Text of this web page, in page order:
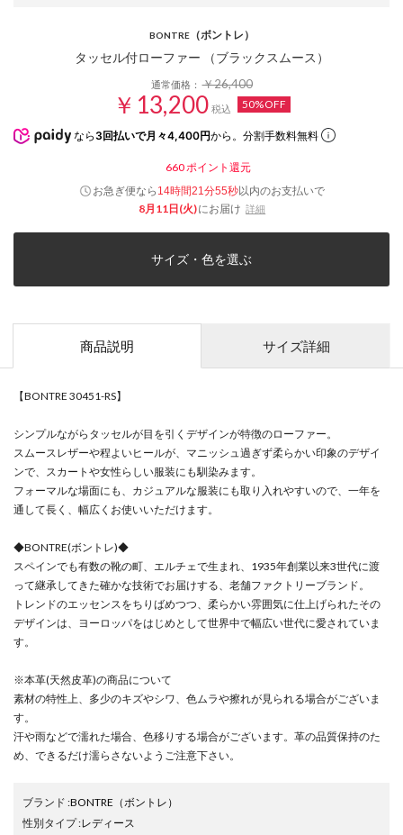
BONTRE（ボントレ）
タッセル付ローファー （ブラックスムース）
通常価格：￥26,400
￥13,200 税込 50%OFF
なら 3回払いで月々4,400円から。分割手数料無料
660 ポイント還元
お急ぎ便なら 14時間21分55秒以内のお支払いで
8月11日(火)にお届け 詳細
サイズ・色を選ぶ
商品説明 サイズ詳細
【BONTRE 30451-RS】
シンプルながらタッセルが目を引くデザインが特徴のローファー。
スムースレザーや程よいヒールが、マニッシュ過ぎず柔らかい印象のデザイ
ンで、スカートや女性らしい服装にも馴染みます。
フォーマルな場面にも、カジュアルな服装にも取り入れやすいので、一年を
通して長く、幅広くお使いいただけます。
◆BONTRE(ボントレ)◆
スペインでも有数の靴の町、エルチェで生まれ、1935年創業以来3世代に渡
って継承してきた確かな技術でお届けする、老舗ファクトリーブランド。
トレンドのエッセンスをちりばめつつ、柔らかい雰囲気に仕上げられたその
デザインは、ヨーロッパをはじめとして世界中で幅広い世代に愛されていま
す。
※本革(天然皮革)の商品について
素材の特性上、多少のキズやシワ、色ムラや擦れが見られる場合がございま
す。
汗や雨などで濡れた場合、色移りする場合がございます。革の品質保持のた
め、できるだけ濡らさないようご注意下さい。
ブランド :BONTRE （ボントレ）
性別タイプ:レディース